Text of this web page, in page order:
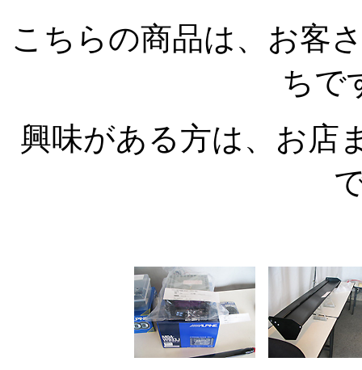
こちらの商品は、お客
ちで
興味がある方は、お